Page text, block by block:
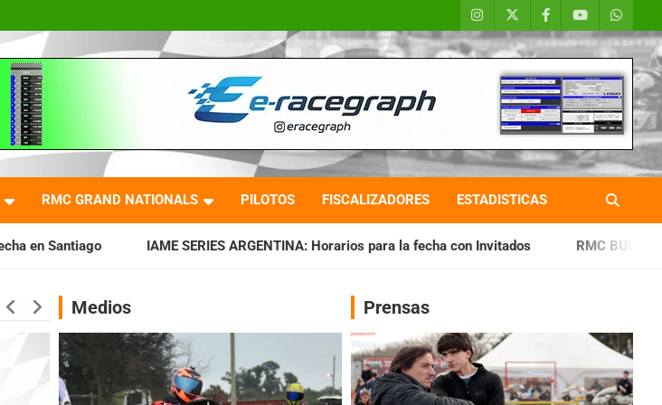
RMC GRAND NATIONALS PILOTOS FISCALIZADORES ESTADISTICAS
IAME SERIES ARGENTINA: Horarios para la fecha con Invitados RMC BUENOS AIRES: Cerró una
Medios Prensas